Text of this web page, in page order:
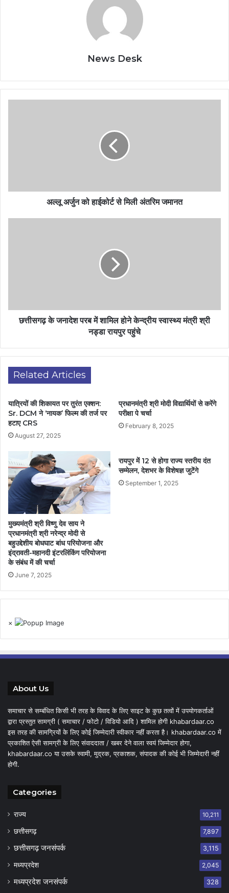
News Desk
अल्लू अर्जुन को हाईकोर्ट से मिली अंतरिम जमानत
छत्तीसगढ़ के जनादेश परब में शामिल होने केन्द्रीय स्वास्थ्य मंत्री श्री
नड्डा रायपुर पहुंचे
Related Articles
यात्रियों की शिकायत पर तुरंत एक्शन:
Sr. DCM ने ‘नायक’ फिल्म की तर्ज पर
हटाए CRS
August 27, 2025
प्रधानमंत्री श्री मोदी विद्यार्थियों से करेंगे
परीक्षा पे चर्चा
February 8, 2025
मुख्यमंत्री श्री विष्णु देव साय ने
प्रधानमंत्री श्री नरेन्द्र मोदी से
बहुउद्देशीय बोधघाट बांध परियोजना और
इंद्रावती-महानदी इंटरलिंकिंग परियोजना
के संबंध में की चर्चा
June 7, 2025
रायपुर में 12 से होगा राज्य स्तरीय दंत
सम्मेलन, देशभर के विशेषज्ञ जुटेंगे
September 1, 2025
×
About Us
समाचार से सम्बंधित किसी भी तरह के विवाद के लिए साइट के कुछ तत्वों में उपयोगकर्ताओं
द्वारा प्रस्तुत सामग्री ( समाचार / फोटो / विडियो आदि ) शामिल होगी khabardaar.co
इस तरह की सामग्रियों के लिए कोई जिम्मेदारी स्वीकार नहीं करता है। khabardaar.co में
प्रकाशित ऐसी सामग्री के लिए संवाददाता / खबर देने वाला स्वयं जिम्मेदार होगा,
khabardaar.co या उसके स्वामी, मुद्रक, प्रकाशक, संपादक की कोई भी जिम्मेदारी नहीं
होगी.
Categories
राज्य 10,211
छत्तीसगढ़ 7,897
छत्तीसगढ़ जनसंपर्क 3,115
मध्यप्रदेश 2,045
मध्यप्रदेश जनसंपर्क 328